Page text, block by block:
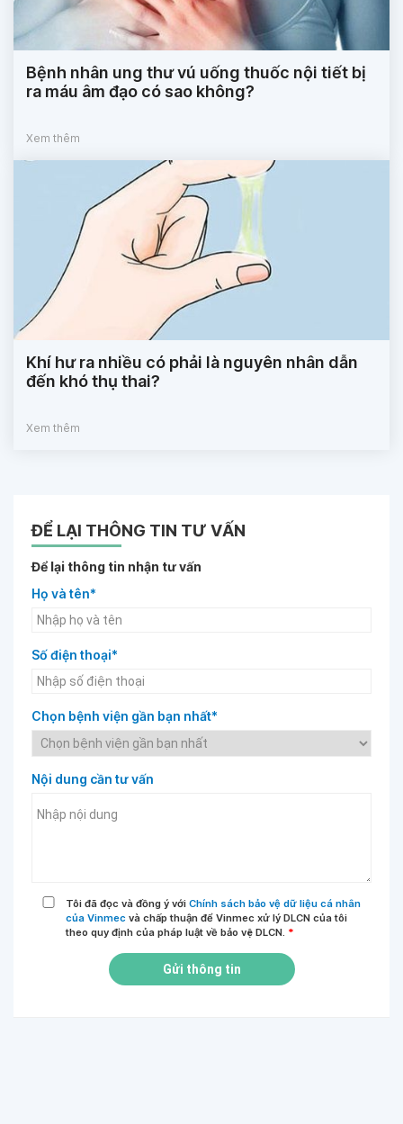
Bệnh nhân ung thư vú uống thuốc nội tiết bị
ra máu âm đạo có sao không?
Xem thêm
Khí hư ra nhiều có phải là nguyên nhân dẫn
đến khó thụ thai?
Xem thêm
ĐỂ LẠI THÔNG TIN TƯ VẤN
Để lại thông tin nhận tư vấn
Họ và tên*
Số điện thoại*
Chọn bệnh viện gần bạn nhất*
Nội dung cần tư vấn
Tôi đã đọc và đồng ý với Chính sách bảo vệ dữ liệu cá nhân
của Vinmec và chấp thuận để Vinmec xử lý DLCN của tôi
theo quy định của pháp luật về bảo vệ DLCN. *
Gửi thông tin